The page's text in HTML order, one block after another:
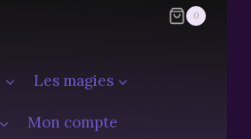
0
Les magies
Mon compte